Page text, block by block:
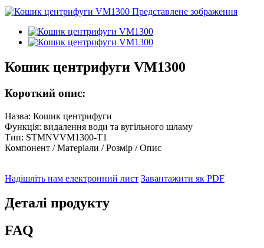
Кошик центрифуги VM1300
Короткий опис:
Назва: Кошик центрифуги
Функція: видалення води та вугільного шламу
Тип: STMNVVM1300-T1
Компонент / Матеріали / Розмір / Опис
Надішліть нам електронний лист Завантажити як PDF
Деталі продукту
FAQ